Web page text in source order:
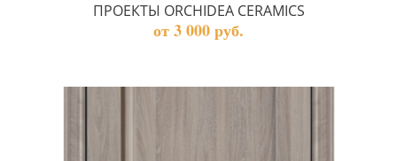
ПРОЕКТЫ ORCHIDEA CERAMICS
от 3 000 руб.